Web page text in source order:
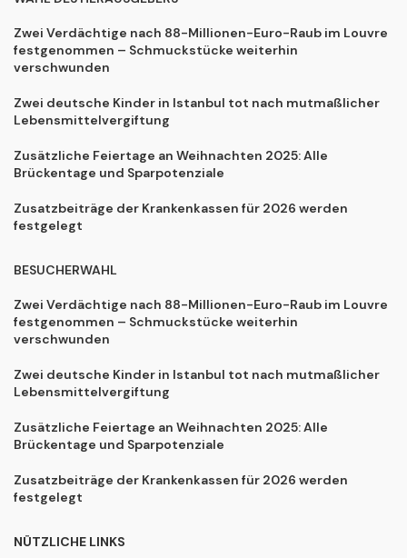
Zwei Verdächtige nach 88-Millionen-Euro-Raub im Louvre
festgenommen – Schmuckstücke weiterhin
verschwunden
Zwei deutsche Kinder in Istanbul tot nach mutmaßlicher
Lebensmittelvergiftung
Zusätzliche Feiertage an Weihnachten 2025: Alle
Brückentage und Sparpotenziale
Zusatzbeiträge der Krankenkassen für 2026 werden
festgelegt
BESUCHERWAHL
Zwei Verdächtige nach 88-Millionen-Euro-Raub im Louvre
festgenommen – Schmuckstücke weiterhin
verschwunden
Zwei deutsche Kinder in Istanbul tot nach mutmaßlicher
Lebensmittelvergiftung
Zusätzliche Feiertage an Weihnachten 2025: Alle
Brückentage und Sparpotenziale
Zusatzbeiträge der Krankenkassen für 2026 werden
festgelegt
NÜTZLICHE LINKS